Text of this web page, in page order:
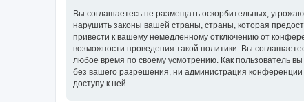
Вы соглашаетесь не размещать оскорбительных,
нарушить законы вашей страны, страны, которая
привести к вашему немедленному отключению от
возможности проведения такой политики. Вы
любое время по своему усмотрению. Как пользователь
без вашего разрешения, ни администрация конференции
доступу к ней.